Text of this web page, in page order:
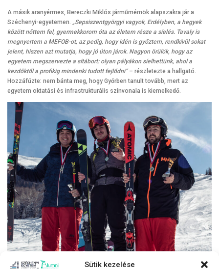
Sütik kezelése
A másik aranyérmes, Bereczki Miklós járműmérnök alapszakra jár a
Széchenyi-egyetemen. „Sepsiszentgyörgyi vagyok, Erdélyben, a hegyek
között nőttem fel, gyermekkorom óta az életem része a síelés. Tavaly is
megnyertem a MEFOB-ot, az pedig, hogy idén is győztem, rendkívül sokat
jelent, hiszen azt mutatja, hogy jó úton járok. Nagyon örülök, hogy az
egyetem megszervezte a sítábort: olyan pályákon síelhettünk, ahol a
kezdőktől a profikig mindenki tudott fejlődni”– részletezte a hallgató.
Hozzáfűzte: nem bánta meg, hogy Győrben tanult tovább, mert az
egyetem oktatási és infrastrukturális színvonala is kiemelkedő.